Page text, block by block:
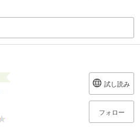
試し読み
フォロー